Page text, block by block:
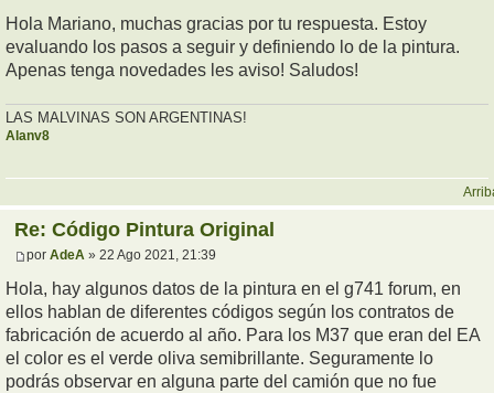
Hola Mariano, muchas gracias por tu respuesta. Estoy
evaluando los pasos a seguir y definiendo lo de la pintura.
Apenas tenga novedades les aviso! Saludos!
LAS MALVINAS SON ARGENTINAS!
Alanv8
Re: Código Pintura Original
por AdeA » 22 Ago 2021, 21:39
Hola, hay algunos datos de la pintura en el g741 forum, en
ellos hablan de diferentes códigos según los contratos de
fabricación de acuerdo al año. Para los M37 que eran del EA
el color es el verde oliva semibrillante. Seguramente lo
podrás observar en alguna parte del camión que no fue